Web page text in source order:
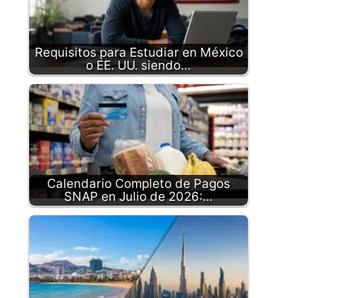
Requisitos para Estudiar en México
o EE. UU. siendo…
Calendario Completo de Pagos
SNAP en Julio de 2026:…